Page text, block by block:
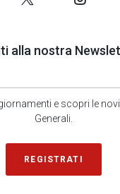
alla nostra
e scopri le
Generali.
REGISTRATI